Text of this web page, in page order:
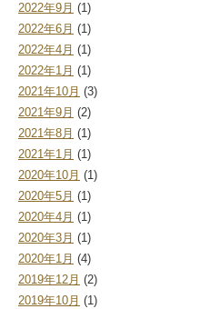
2022年9月 (1)
2022年6月 (1)
2022年4月 (1)
2022年1月 (1)
2021年10月 (3)
2021年9月 (2)
2021年8月 (1)
2021年1月 (1)
2020年10月 (1)
2020年5月 (1)
2020年4月 (1)
2020年3月 (1)
2020年1月 (4)
2019年12月 (2)
2019年10月 (1)